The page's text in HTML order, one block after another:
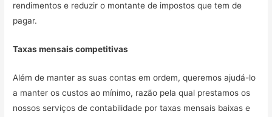
rendimentos e reduzir o montante de impostos que tem de
pagar.
Taxas mensais competitivas
Além de manter as suas contas em ordem, queremos ajudá-lo
a manter os custos ao mínimo, razão pela qual prestamos os
nossos serviços de contabilidade por taxas mensais baixas e